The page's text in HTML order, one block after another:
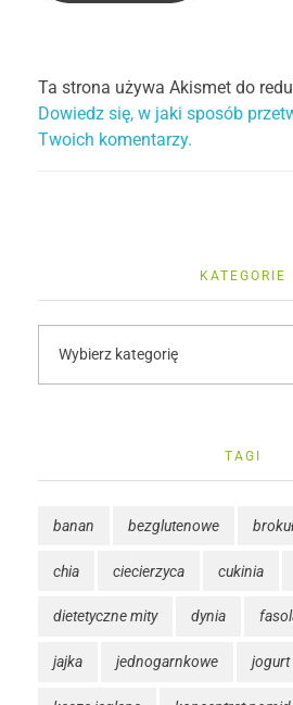
Ta strona używa Akismet do
Dowiedz się, w jaki sposób
Twoich komentarzy.
KATEGORIE
TAGI
banan bezglutenowe
chia ciecierzyca cukinia
dietetyczne mity dynia
jajka jednogarnkowe jogurt